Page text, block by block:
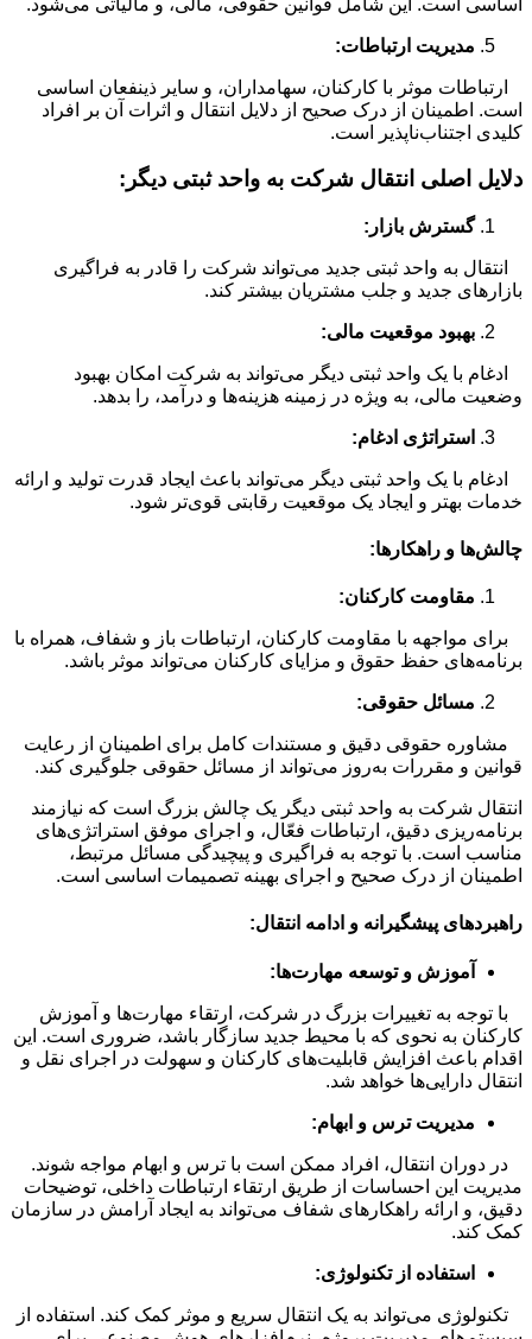
اساسی است. این شامل قوانین حقوقی، مالی، و مالیاتی می‌شود.
مدیریت ارتباطات:
ارتباطات موثر با کارکنان، سهامداران، و سایر ذینفعان اساسی
است. اطمینان از درک صحیح از دلایل انتقال و اثرات آن بر افراد
کلیدی اجتناب‌ناپذیر است.
دلایل اصلی انتقال شرکت به واحد ثبتی دیگر:
گسترش بازار:
انتقال به واحد ثبتی جدید می‌تواند شرکت را قادر به فراگیری
بازارهای جدید و جلب مشتریان بیشتر کند.
بهبود موقعیت مالی:
ادغام با یک واحد ثبتی دیگر می‌تواند به شرکت امکان بهبود
وضعیت مالی، به ویژه در زمینه هزینه‌ها و درآمد، را بدهد.
استراتژی ادغام:
ادغام با یک واحد ثبتی دیگر می‌تواند باعث ایجاد قدرت تولید و ارائه
خدمات بهتر و ایجاد یک موقعیت رقابتی قوی‌تر شود.
چالش‌ها و راهکارها:
مقاومت کارکنان:
برای مواجهه با مقاومت کارکنان، ارتباطات باز و شفاف، همراه با
برنامه‌های حفظ حقوق و مزایای کارکنان می‌تواند موثر باشد.
مسائل حقوقی:
مشاوره حقوقی دقیق و مستندات کامل برای اطمینان از رعایت
قوانین و مقررات به‌روز می‌تواند از مسائل حقوقی جلوگیری کند.
انتقال شرکت به واحد ثبتی دیگر یک چالش بزرگ است که نیازمند
برنامه‌ریزی دقیق، ارتباطات فعّال، و اجرای موفق استراتژی‌های
مناسب است. با توجه به فراگیری و پیچیدگی مسائل مرتبط،
اطمینان از درک صحیح و اجرای بهینه تصمیمات اساسی است.
راهبردهای پیشگیرانه و ادامه انتقال:
آموزش و توسعه مهارت‌ها:
با توجه به تغییرات بزرگ در شرکت، ارتقاء مهارت‌ها و آموزش
کارکنان به نحوی که با محیط جدید سازگار باشد، ضروری است. این
اقدام باعث افزایش قابلیت‌های کارکنان و سهولت در اجرای نقل و
انتقال دارایی‌ها خواهد شد.
مدیریت ترس و ابهام:
در دوران انتقال، افراد ممکن است با ترس و ابهام مواجه شوند.
مدیریت این احساسات از طریق ارتقاء ارتباطات داخلی، توضیحات
دقیق، و ارائه راهکارهای شفاف می‌تواند به ایجاد آرامش در سازمان
کمک کند.
استفاده از تکنولوژی:
تکنولوژی می‌تواند به یک انتقال سریع و موثر کمک کند. استفاده از